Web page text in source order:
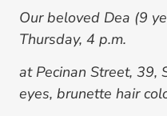
Our beloved Dea (9
Thursday, 4 p.m.
at Pecinan Street, 39,
eyes, brunette hair